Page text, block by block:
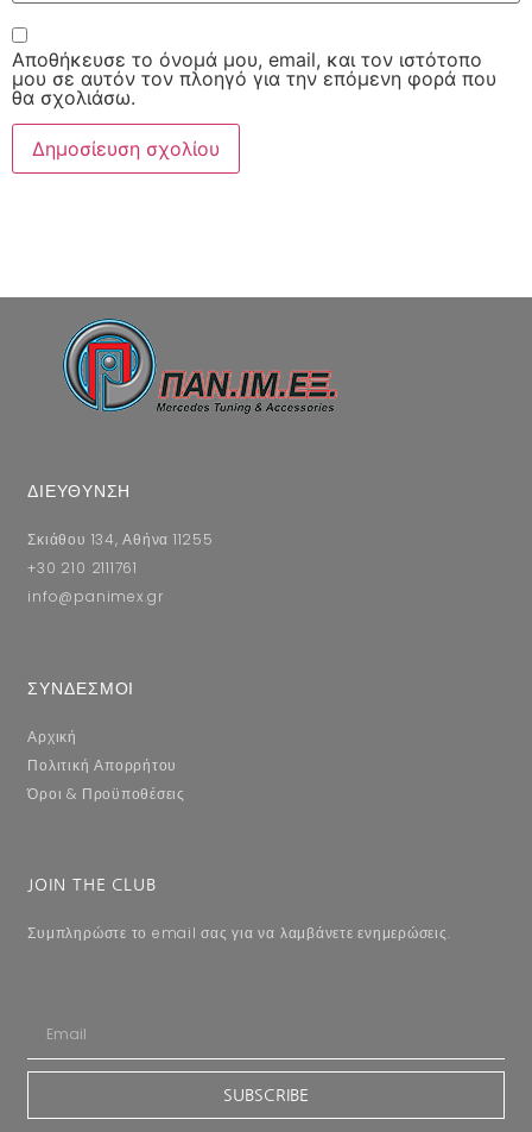
Αποθήκευσε το όνομά μου, email, και τον ιστότοπο
μου σε αυτόν τον πλοηγό για την επόμενη φορά που
θα σχολιάσω.
ΔΙΕΥΘΥΝΣΗ
Σκιάθου 134, Αθήνα 11255
+30 210 2111761
info@panimex.gr
ΣΥΝΔΕΣΜΟΙ
Αρχική
Πολιτική Απορρήτου
Όροι & Προϋποθέσεις
JOIN THE CLUB
Συμπληρώστε το email σας για να λαμβάνετε ενημερώσεις.
SUBSCRIBE